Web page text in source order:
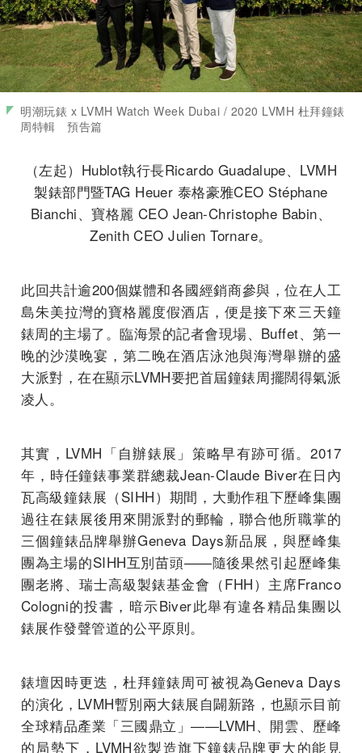
明潮玩錶 x LVMH Watch Week Dubai / 2020 LVMH 杜拜鐘錶
周特輯 預告篇
（左起）Hublot執行長Ricardo Guadalupe、LVMH
製錶部門暨TAG Heuer 泰格豪雅CEO Stéphane
Bianchi、寶格麗 CEO Jean-Christophe Babin、
Zenith CEO Julien Tornare。
此回共計逾200個媒體和各國經銷商參與，位在人工
島朱美拉灣的寶格麗度假酒店，便是接下來三天鐘
錶周的主場了。臨海景的記者會現場、Buffet、第一
晚的沙漠晚宴，第二晚在酒店泳池與海灣舉辦的盛
大派對，在在顯示LVMH要把首屆鐘錶周擺闊得氣派
凌人。
其實，LVMH「自辦錶展」策略早有跡可循。2017
年，時任鐘錶事業群總裁Jean-Claude Biver在日內
瓦高級鐘錶展（SIHH）期間，大動作租下歷峰集團
過往在錶展後用來開派對的郵輪，聯合他所職掌的
三個鐘錶品牌舉辦Geneva Days新品展，與歷峰集
團為主場的SIHH互別苗頭——隨後果然引起歷峰集
團老將、瑞士高級製錶基金會（FHH）主席Franco
Cologni的投書，暗示Biver此舉有違各精品集團以
錶展作發聲管道的公平原則。
錶壇因時更迭，杜拜鐘錶周可被視為Geneva Days
的演化，LVMH暫別兩大錶展自闢新路，也顯示目前
全球精品產業「三國鼎立」——LVMH、開雲、歷峰
的局勢下，LVMH欲製造旗下鐘錶品牌更大的能見